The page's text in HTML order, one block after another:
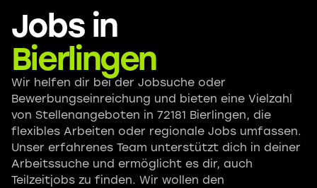
Jobs in
Bierlingen
Wir helfen dir bei der Jobsuche oder
Bewerbungseinreichung und bieten eine Vielzahl
von Stellenangeboten in 72181 Bierlingen, die
flexibles Arbeiten oder regionale Jobs umfassen.
Unser erfahrenes Team unterstützt dich in deiner
Arbeitssuche und ermöglicht es dir, auch
Teilzeitjobs zu finden. Wir wollen den